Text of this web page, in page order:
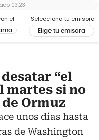
el Selecciona tu emisora
Elige tu emisora
03:23
“el
martes si no
Ormuz
unos días hasta
de Washington